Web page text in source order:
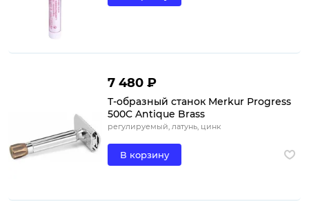
7 480 ₽
Т-образный станок Merkur Progress
500C Antique Brass
регулируемый, латунь, цинк
В корзину